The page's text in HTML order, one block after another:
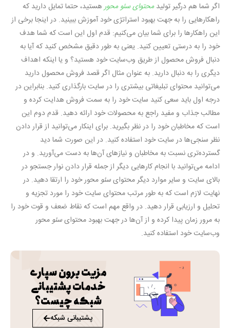
اگر شما هم درگیر تولید محتوای سئو محورهستید، حتما تمایل دارید که
راهکارهایی را به جهت بهبود استراتژی خود آموزش ببینید. در اینجا برخی از
این راهکارها را برای شما بیان می‌کنیم: قدم اول این است که شما هدف
خود را به درستی تعیین کنید. یعنی به طور دقیق مشخص کنید که آیا به
دنبال فروش محصول از طریق وب‌سایت خود هستید؟ و یا اینکه اهداف
دیگری را به دنبال دارید. به عنوان مثال اگر قصد فروش محصول دارید
می‌توانید محتوای تبلیغاتی بیشتری را در سایت بارگذاری کنید. بنابراین در
درجه اول باید سعی کنید سایت خود را به سمت فروش هدایت کرده و
مطالب جذاب و مفید راجع به محصولات خود ارائه دهید. قدم دوم این
است که مخاطبان خود را در نظر بگیرید. برای اینکار می‌توانید از قرار دادن
نظر سنجی‌ها در سایت خود استفاده کنید. در این صورت شما دید
گسترده‌تری نسبت به مخاطبان و نیازهای آن‌ها به دست می‌آورید. و در
ادامه می‌توانید با انجام کارهایی دیگر از جمله قرار دادن نوار جستجو در
بالای سایت و سایر موارد دیگر محتوایسئومحور خود را ارتقا دهید. در
نهایت لازم است که به طور مرتب محتوای سایت خود را مورد تجزیه و
تحلیل و ارزیابی قرار دهید. در واقع مهم است که نقاط ضعف و قوت خود را
به مرور زمان پیدا کرده و از آن‌ها در جهت بهبود محتوایسئومحور
وب‌سایت خود استفاده کنید.
مزیت برون سپاری
خدمات پشتیبانی
شبکه چیست؟
پشتیبانی شبکه